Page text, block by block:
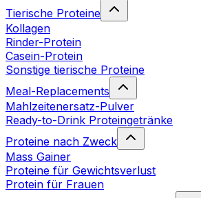
Tierische Proteine
Kollagen
Rinder-Protein
Casein-Protein
Sonstige tierische Proteine
Meal-Replacements
Mahlzeitenersatz-Pulver
Ready-to-Drink Proteingetränke
Proteine nach Zweck
Mass Gainer
Proteine für Gewichtsverlust
Protein für Frauen